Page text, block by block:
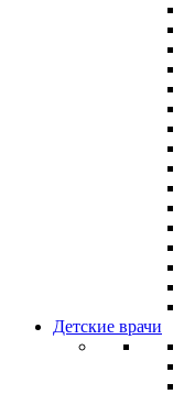
Детские врачи